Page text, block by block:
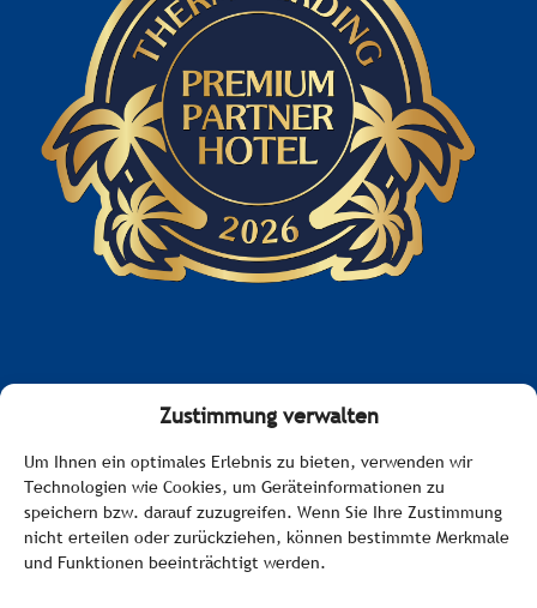
Zustimmung verwalten
Um Ihnen ein optimales Erlebnis zu bieten, verwenden wir
Technologien wie Cookies, um Geräteinformationen zu
speichern bzw. darauf zuzugreifen. Wenn Sie Ihre Zustimmung
nicht erteilen oder zurückziehen, können bestimmte Merkmale
und Funktionen beeinträchtigt werden.
Impressum
Datenschutzerklärung
Barrierefreiheitserklärung